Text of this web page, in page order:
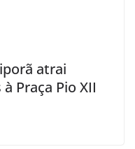
atrai
Praça Pio XII